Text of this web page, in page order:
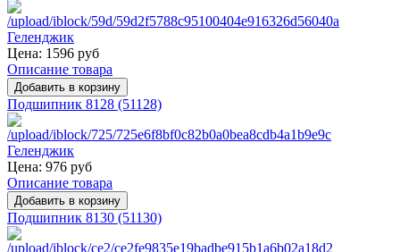
Цена: 1596 руб
Описание товара
Подшипник 8128 (51128)
Цена: 976 руб
Описание товара
Подшипник 8130 (51130)